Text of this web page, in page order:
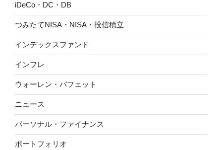
iDeCo・DC・DB
つみたてNISA・NISA・投信積立
インデックスファンド
インフレ
ウォーレン・バフェット
ニュース
パーソナル・ファイナンス
ポートフォリオ